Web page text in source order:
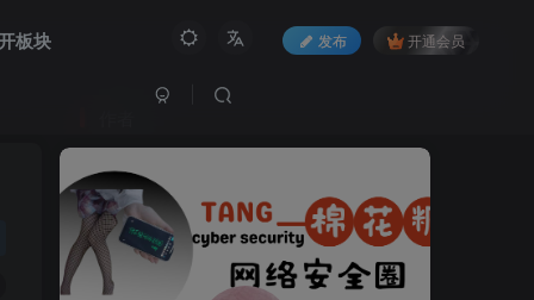
板块 发布 开通会员